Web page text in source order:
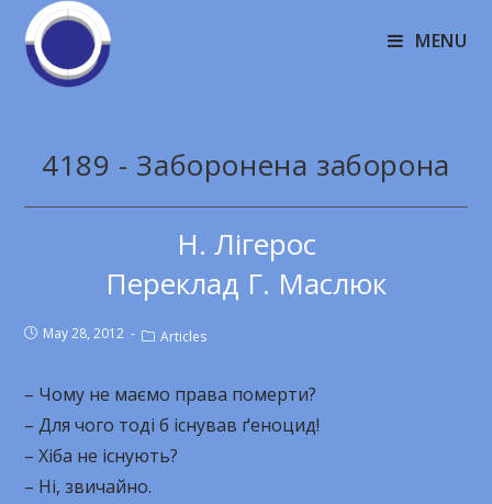
MENU
4189 - Заборонена заборона
Н. Лігерос
Переклад Г. Маслюк
May 28, 2012 Articles
– Чому не маємо права померти?
– Для чого тоді б існував ґеноцид!
– Хіба не існують?
– Ні, звичайно.